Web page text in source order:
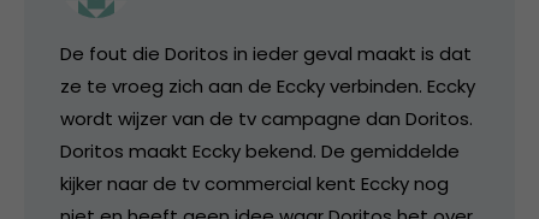
De fout die Doritos in ieder geval maakt is dat
ze te vroeg zich aan de Eccky verbinden. Eccky
wordt wijzer van de tv campagne dan Doritos.
Doritos maakt Eccky bekend. De gemiddelde
kijker naar de tv commercial kent Eccky nog